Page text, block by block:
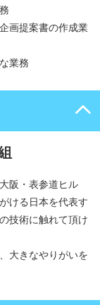
画提案書の作成業
業務
阪・表参道ヒル
ける日本を代表す
技術に触れて頂け
大きなやりがいを